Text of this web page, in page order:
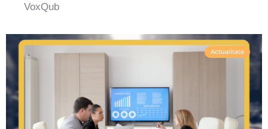
VoxQub
Actualitate